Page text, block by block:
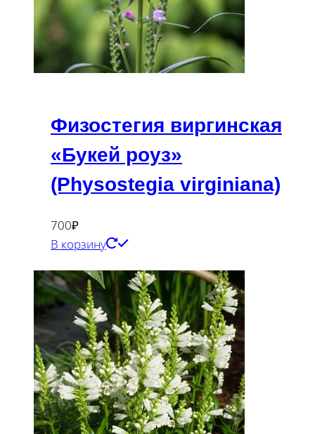
Физостегия виргинская
«Букей роуз»
(Physostegia virginiana)
700₽
В корзину